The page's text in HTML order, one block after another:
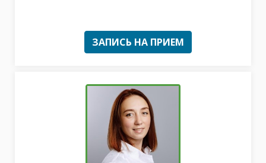
ЗАПИСЬ НА ПРИЕМ